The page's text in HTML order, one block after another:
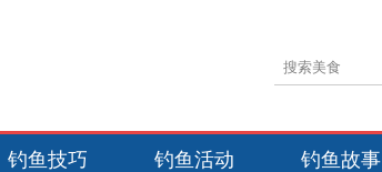
钓鱼技巧 钓鱼活动 钓鱼故事